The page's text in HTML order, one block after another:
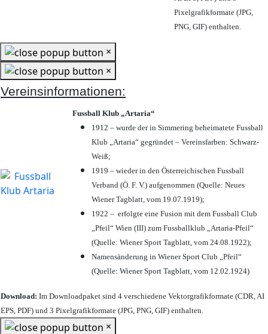
Pixelgrafikformate (JPG,
PNG, GIF) enthalten.
×
×
Vereinsinformationen:
Fussball Klub „Artaria“
1912 – wurde der in Simmering beheimatete Fussball
Klub „Artaria“ gegründet – Vereinsfarben: Schwarz-
Weiß;
1919 – wieder in den Österreichischen Fussball
Verband (Ö. F. V.) aufgenommen (Quelle: Neues
Wiener Tagblatt, vom 19.07.1919);
1922 – erfolgte eine Fusion mit dem Fussball Club
„Pfeil“ Wien (III) zum Fussballklub „Artaria-Pfeil“
(Quelle: Wiener Sport Tagblatt, vom 24.08.1922);
Namensänderung in Wiener Sport Club „Pfeil“
(Quelle: Wiener Sport Tagblatt, vom 12.02.1924)
Download: Im Downloadpaket sind 4 verschiedene Vektorgrafikformate (CDR, AI
EPS, PDF) und 3 Pixelgrafikformate (JPG, PNG, GIF) enthalten.
×